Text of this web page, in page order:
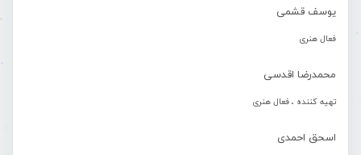
یوسف قشمی
فعال هنری
محمدرضا اقدسی
تهیه کننده ، فعال هنری
اسحق احمدی